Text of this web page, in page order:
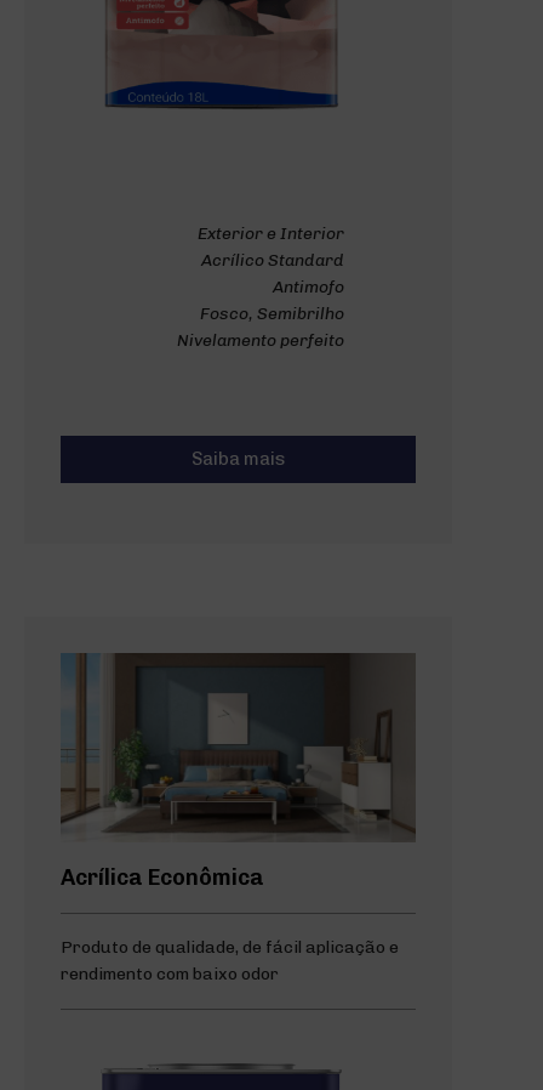
Exterior e Interior
Acrílico Standard
Antimofo
Fosco, Semibrilho
Nivelamento perfeito
Saiba mais
Acrílica Econômica
Produto de qualidade, de fácil aplicação e
rendimento com baixo odor